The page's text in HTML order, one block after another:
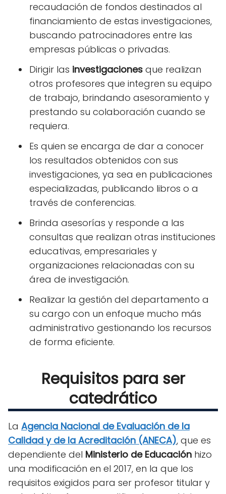
recaudación de fondos destinados al
financiamiento de estas investigaciones,
buscando patrocinadores entre las
empresas públicas o privadas.
Dirigir las investigaciones que realizan
otros profesores que integren su equipo
de trabajo, brindando asesoramiento y
prestando su colaboración cuando se
requiera.
Es quien se encarga de dar a conocer
los resultados obtenidos con sus
investigaciones, ya sea en publicaciones
especializadas, publicando libros o a
través de conferencias.
Brinda asesorías y responde a las
consultas que realizan otras instituciones
educativas, empresariales y
organizaciones relacionadas con su
área de investigación.
Realizar la gestión del departamento a
su cargo con un enfoque mucho más
administrativo gestionando los recursos
de forma eficiente.
Requisitos para ser
catedrático
La Agencia Nacional de Evaluación de la
Calidad y de la Acreditación (ANECA), que es
dependiente del Ministerio de Educación hizo
una modificación en el 2017, en la que los
requisitos exigidos para ser profesor titular y